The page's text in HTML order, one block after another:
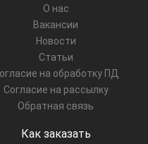
О нас
Вакансии
Новости
Статьи
на обработку ПД
Согласие на рассылку
Обратная связь
Как заказать